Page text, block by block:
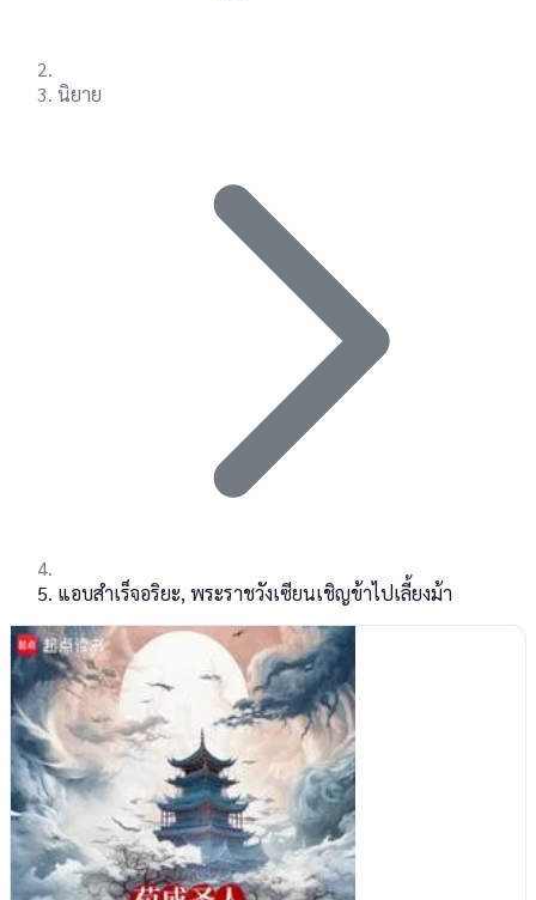
นิยาย
แอบสำเร็จอริยะ, พระราชวังเซียนเชิญข้าไปเลี้ยงม้า